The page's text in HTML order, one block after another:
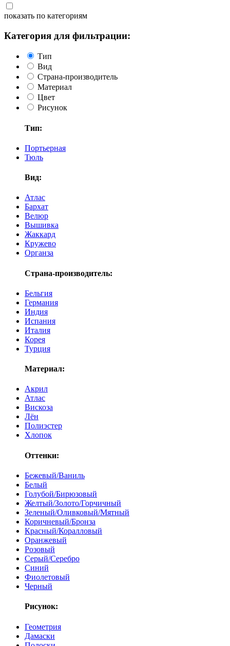
показать по категориям
Категория для фильтрации:
Тип
Вид
Страна-производитель
Материал
Цвет
Рисунок
Тип:
Портьерная
Тюль
Вид:
Атлас
Бархат
Велюр
Вышивка
Жаккард
Кружево
Органза
Страна-производитель:
Бельгия
Германия
Индия
Испания
Италия
Корея
Турция
Материал:
Акрил
Атлас
Вискоза
Лён
Полиэстер
Хлопок
Оттенки:
Бежевый/Ваниль
Белый
Голубой/Бирюзовый
Желтый/Золото/Горчичный
Зеленый/Оливковый/Мятный
Коричневый/Бронза
Красный/Коралловый
Оранжевый
Розовый
Серый/Серебро
Синий
Фиолетовый
Черный
Рисунок:
Геометрия
Дамаски